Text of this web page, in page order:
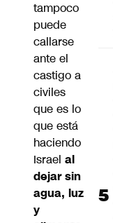
tampoco
puede
callarse
ante el
castigo a
civiles
que es lo
que está
haciendo
Israel al
dejar sin
agua, luz
y